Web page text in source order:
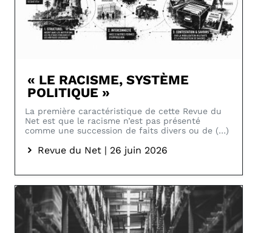
« LE RACISME, SYSTÈME
POLITIQUE »
La première caractéristique de cette Revue du
Net est que le racisme n’est pas présenté
comme une succession de faits divers ou de (…)
Revue du Net | 26 juin 2026